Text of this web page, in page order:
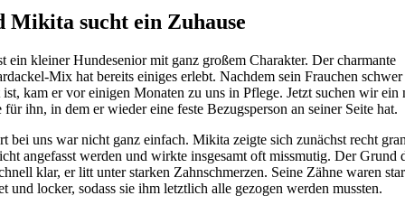
Mikita sucht ein Zuhause
ein kleiner Hundesenior mit ganz großem Charakter. Der charmante
Mix hat bereits einiges erlebt. Nachdem sein Frauchen schwer
kam er vor einigen Monaten zu uns in Pflege. Jetzt suchen wir ein
für ihn, in dem er wieder eine feste Bezugsperson an seiner Seite hat.
bei uns war nicht ganz einfach. Mikita zeigte sich zunächst recht
angefasst werden und wirkte insgesamt oft missmutig. Der Grund
klar, er litt unter starken Zahnschmerzen. Seine Zähne waren
und locker, sodass sie ihm letztlich alle gezogen werden mussten.